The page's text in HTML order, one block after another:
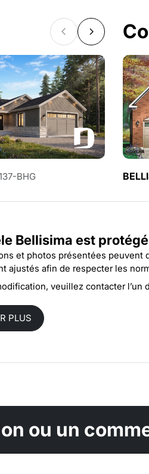
BHG
Bellisima est
et photos présentées peuvent
ajustés afin de respecter les
veuillez contacter l’un
PLUS
ou un